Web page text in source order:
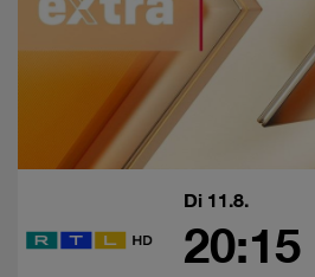
Di 11.8.
20:15
Wenn Sie „Nur notwendige
Sie nur jene Cookies im Einsatz, die
Website unerlässlich sind.